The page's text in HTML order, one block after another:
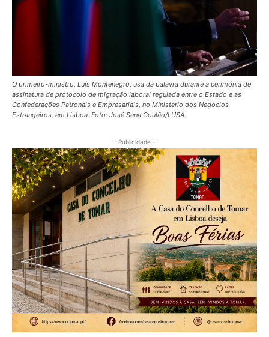
O primeiro-ministro, Luís Montenegro, usa da palavra durante a cerimónia de
assinatura de protocolo de migração laboral regulada entre o Estado e as
Confederações Patronais e Empresariais, no Ministério dos Negócios
Estrangeiros, em Lisboa. Foto: José Sena Goulão/LUSA
- Publicidade -